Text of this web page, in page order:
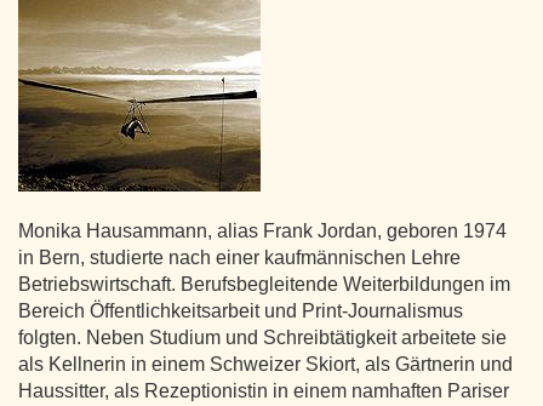
Monika Hausammann, alias Frank Jordan, geboren 1974
in Bern, studierte nach einer kaufmännischen Lehre
Betriebswirtschaft. Berufsbegleitende Weiterbildungen im
Bereich Öffentlichkeitsarbeit und Print-Journalismus
folgten. Neben Studium und Schreibtätigkeit arbeitete sie
als Kellnerin in einem Schweizer Skiort, als Gärtnerin und
Haussitter, als Rezeptionistin in einem namhaften Pariser